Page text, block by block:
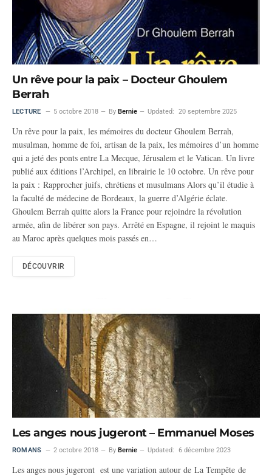
Un rêve pour la paix – Docteur Ghoulem
Berrah
LECTURE 5 octobre 2018 By Bernie Updated: 20 septembre 2025
Un rêve pour la paix, les mémoires du docteur Ghoulem Berrah,
musulman, homme de foi, artisan de la paix, les mémoires d’un homme
qui a jeté des ponts entre La Mecque, Jérusalem et le Vatican. Un livre
publié aux éditions l’Archipel, en librairie le 10 octobre. Un rêve pour
la paix : Rapprocher juifs, chrétiens et musulmans Alors qu’il étudie à
la faculté de médecine de Bordeaux, la guerre d’Algérie éclate.
Ghoulem Berrah quitte alors la France pour rejoindre la révolution
armée, afin de libérer son pays. Arrêté en Espagne, il rejoint le maquis
au Maroc après quelques mois passés en…
DÉCOUVRIR
Les anges nous jugeront – Emmanuel Moses
ROMANS 2 octobre 2018 By Bernie Updated: 6 décembre 2023
Les anges nous jugeront est une variation autour de La Tempête de